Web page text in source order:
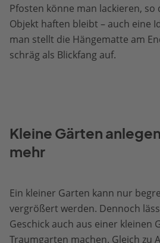
Pfosten könne man lackieren, so
Objekt haften bleibt – auch eine
man stellt die Hängematte am
schräg als Blickfang auf.
Kleine Gärten
mehr
Ein kleiner Garten kann nur
vergrößert werden. Dennoch
Geschick auch aus einer kleinen
Traumgarten machen. Gleich zu